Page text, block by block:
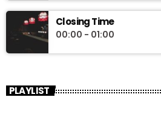
Closing Time
00:00 - 01:00
PLAYLIST